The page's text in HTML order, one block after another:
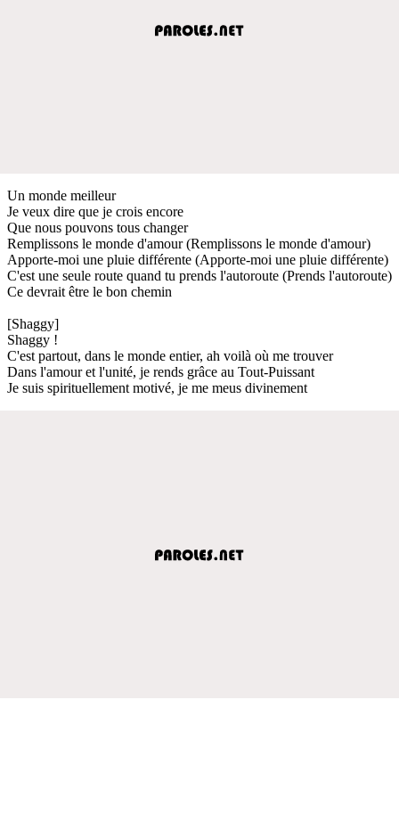
Un monde meilleur
Je veux dire que je crois encore
Que nous pouvons tous changer
Remplissons le monde d'amour (Remplissons le monde d'amour)
Apporte-moi une pluie différente (Apporte-moi une pluie différente)
C'est une seule route quand tu prends l'autoroute (Prends l'autoroute)
Ce devrait être le bon chemin
[Shaggy]
Shaggy !
C'est partout, dans le monde entier, ah voilà où me trouver
Dans l'amour et l'unité, je rends grâce au Tout-Puissant
Je suis spirituellement motivé, je me meus divinement